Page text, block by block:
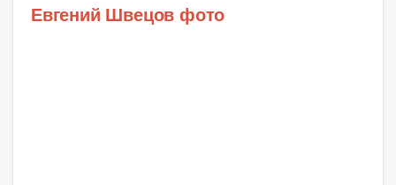
Евгений Швецов фото